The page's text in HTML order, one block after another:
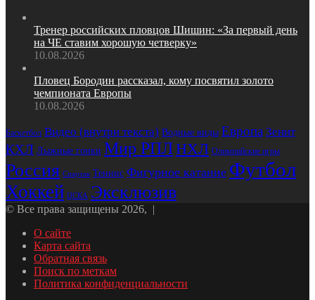
Тренер российских пловцов Шишин: «За первый день
на ЧЕ ставим хорошую четверку»
10.08.2026
Пловец Бородин рассказал, кому посвятил золото
чемпионата Европы
10.08.2026
Баскетбол Видео (внутри текста) Водные виды Европа Зенит
КХЛ Лыжные гонки Мир РПЛНХЛ Олимпийские игры
Россия Спартак Теннис Фигурное катание Футбол
Хоккей ЦСКА Эксклюзив
© Все права защищены 2026, |
О сайте
Карта сайта
Обратная связь
Поиск по меткам
Политика конфиденциальности